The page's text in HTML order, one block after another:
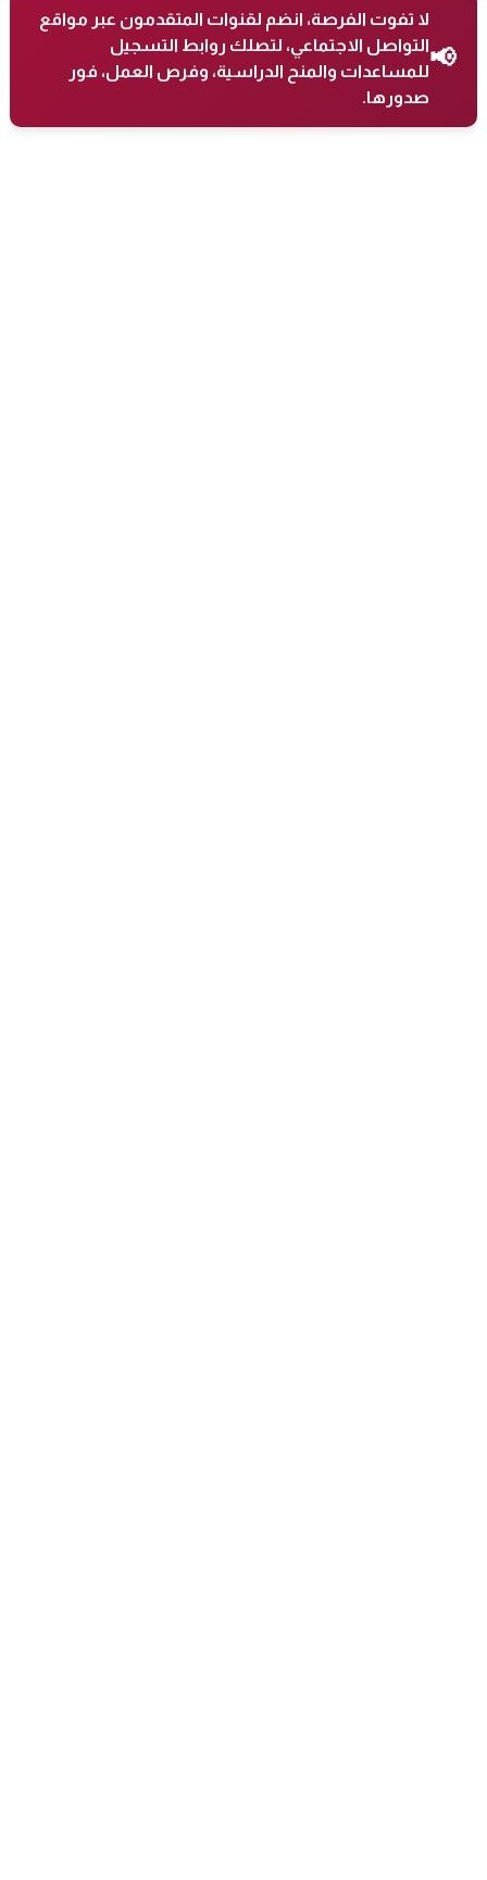
📢
لا تفوت الفرصة، انضم لقنوات المتقدمون عبر مواقع
التواصل الاجتماعي، لتصلك روابط التسجيل
للمساعدات والمنح الدراسية، وفرص العمل، فور
صدورها.